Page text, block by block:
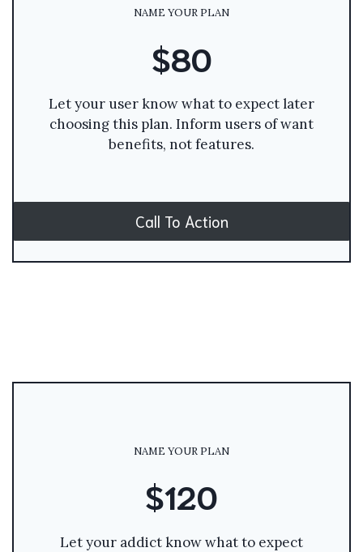
NAME YOUR PLAN
$80
Let your user know what to expect later
choosing this plan. Inform users of want
benefits, not features.
Call To Action
NAME YOUR PLAN
$120
Let your addict know what to expect